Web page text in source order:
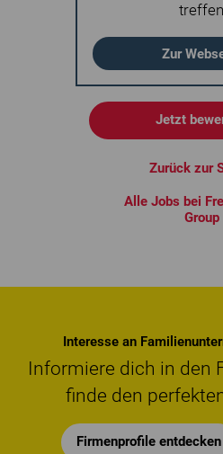
treffen
Zur
Jetzt
Zurück zur
Alle Jobs bei
Group
Interesse an
Informiere dich in den
finde den
Firmenprofile entdecken